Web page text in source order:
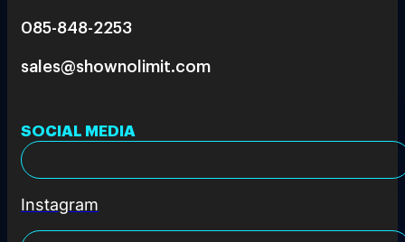
085-848-2253
sales@shownolimit.com
SOCIAL MEDIA
Instagram